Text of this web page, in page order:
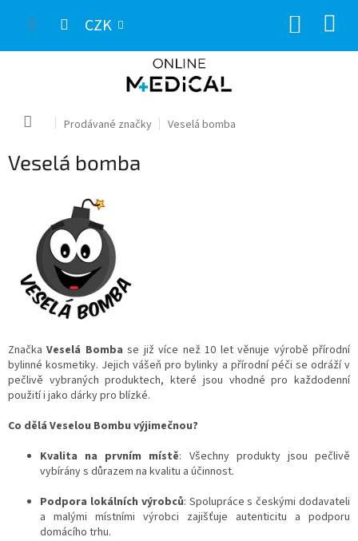
CZK
Domů Prodávané značky Veselá bomba
Veselá bomba
ZnačkaVeselá Bomba se již více než 10 let věnuje výrobě přírodní
bylinné kosmetiky. Jejich vášeň pro bylinky a přírodní péči se odráží v
pečlivě vybraných produktech, které jsou vhodné pro každodenní
použití i jako dárky pro blízké.
Co dělá Veselou Bombu výjimečnou?
Kvalita na prvním místě: Všechny produkty jsou pečlivě
vybírány s důrazem na kvalitu a účinnost.
Podpora lokálních výrobců: Spolupráce s českými dodavateli
a malými místními výrobci zajišťuje autenticitu a podporu
domácího trhu.